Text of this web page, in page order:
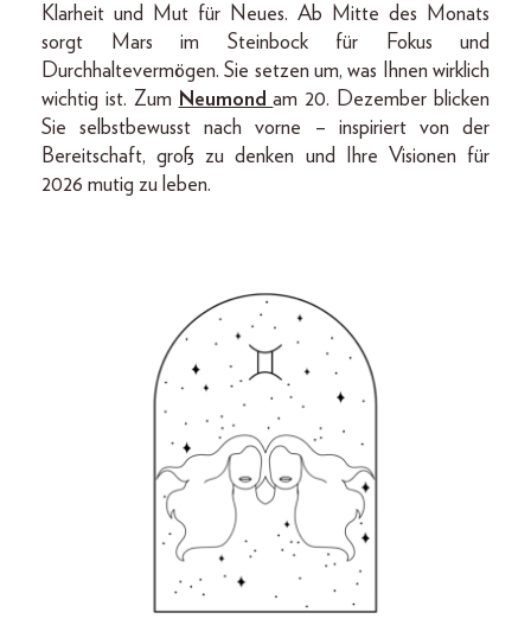
Klarheit und Mut für Neues. Ab Mitte des Monats
sorgt Mars im Steinbock für Fokus und
Durchhaltevermögen. Sie setzen um, was Ihnen wirklich
wichtig ist. Zum Neumondam 20. Dezember blicken
Sie selbstbewusst nach vorne – inspiriert von der
Bereitschaft, groß zu denken und Ihre Visionen für
2026 mutig zu leben.